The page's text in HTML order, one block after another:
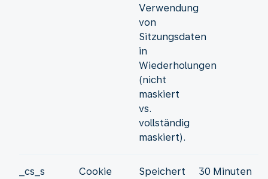
Verwendung
von
Sitzungsdaten
in
Wiederholungen
(nicht
maskiert
vs.
vollständig
maskiert).
_cs_s Cookie
Speichert
30 Minuten